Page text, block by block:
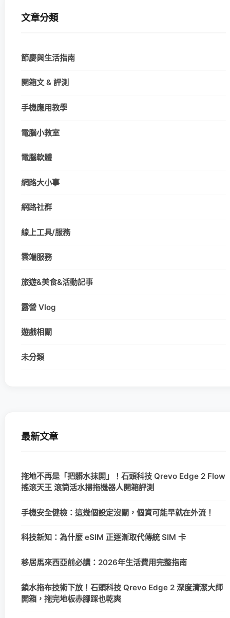
文章分類
節慶與生活指南
開箱文 & 評測
手機應用教學
電腦小教室
電腦軟體
網路大小事
網路社群
線上工具/服務
雲端服務
旅遊&美食&活動記事
露營 Vlog
遊戲相關
未分類
最新文章
拖地不再是「把髒水抹開」！石頭科技 Qrevo Edge 2 Flow
搖滾天王 滾筒活水掃拖機器人開箱評測
手機安全健檢：這幾個設定沒關，個資可能早就在外流！
科技新知：為什麼 eSIM 正逐漸取代傳統 SIM 卡
移居馬來西亞前必讀：2026年生活費用完整指南
鎖水拖布技術下放！石頭科技 Qrevo Edge 2 深度清潔大師
開箱，拖完地板赤腳踩也乾爽